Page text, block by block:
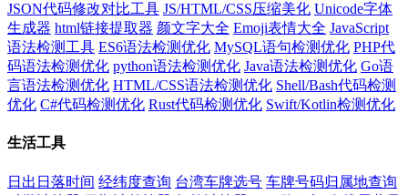
JSON代码修改对比工具 JS/HTML/CSS压缩美化 Unicode字体
生成器 html链接提取器 颜文字大全 Emoji表情大全 JavaScript
语法检测工具 ES6语法检测优化 MySQL语句检测优化 PHP代
码语法检测优化 python语法检测优化 Java语法检测优化 Go语
言语法检测优化 HTML/CSS语法检测优化 Shell/Bash代码检测
优化 C#代码检测优化 Rust代码检测优化 Swift/Kotlin检测优化
生活工具
日出日落时间 经纬度查询 台湾车牌选号 车牌号码归属地查询